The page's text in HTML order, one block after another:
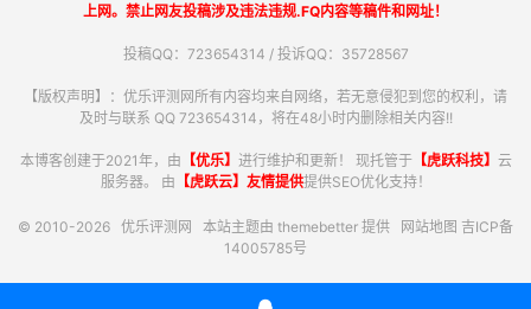
上网。禁止网友投稿涉及违法违规.FQ内容等稿件和网址！
投稿QQ：723654314 / 投诉QQ：35728567
【版权声明】：优乐评测网所有内容均来自网络，若无意侵犯到您的权利，请
及时与联系 QQ 723654314，将在48小时内删除相关内容!!
本博客创建于2021年，由 【优乐】 进行维护和更新！ 现托管于【虎跃科技】 云
服务器。 由 【虎跃云】友情提供提供SEO优化支持！
© 2010-2026 优乐评测网 本站主题由 themebetter 提供 网站地图 吉ICP备
14005785号